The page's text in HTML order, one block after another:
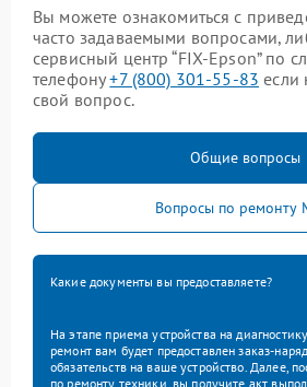
Вы можете ознакомиться с
часто задаваемыми вопросами,
сервисный центр “FIX-Epson” по
телефону+7 (800) 301-55-83 если
свой вопрос.
Общие вопросы
Вопросы по
Какие документы вы предоставляете?
На этапе приема устройства на
ремонт вам будет предоставлен заказ-
обязательств на ваше устройство. Далее,
по ремонту техники, вы получите акт